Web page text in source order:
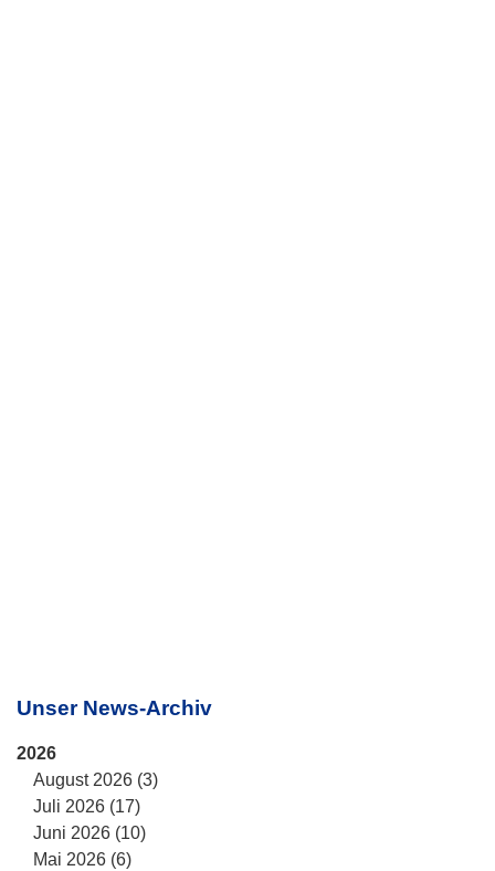
Unser News-Archiv
2026
August 2026 (3)
Juli 2026 (17)
Juni 2026 (10)
Mai 2026 (6)